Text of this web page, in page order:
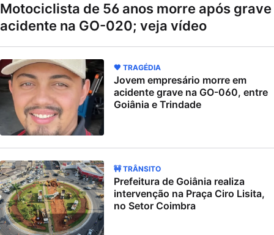
Motociclista de 56 anos morre após grave
acidente na GO-020; veja vídeo
🖤 TRAGÉDIA
Jovem empresário morre em
acidente grave na GO-060, entre
Goiânia e Trindade
🚧 TRÂNSITO
Prefeitura de Goiânia realiza
intervenção na Praça Ciro Lisita,
no Setor Coimbra